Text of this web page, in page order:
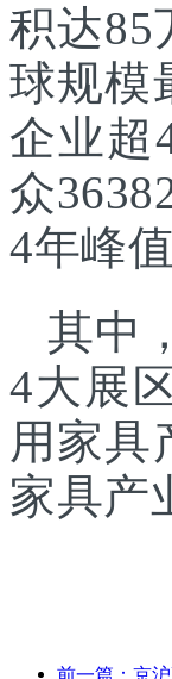
积达85
球规模
企业超
众
4年峰
其中
4大展
用家具
家具产